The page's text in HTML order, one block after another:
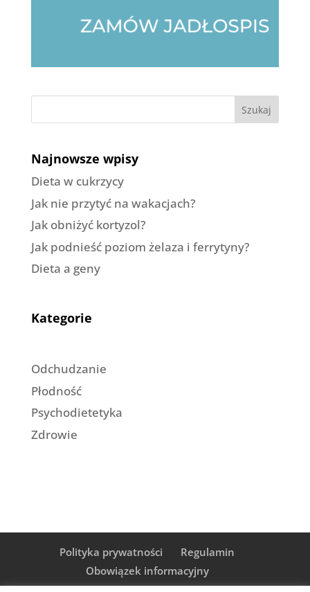
Szukaj
Najnowsze wpisy
Dieta w cukrzycy
Jak nie przytyć na wakacjach?
Jak obniżyć kortyzol?
Jak podnieść poziom żelaza i ferrytyny?
Dieta a geny
Kategorie
Odchudzanie
Płodność
Psychodietetyka
Zdrowie
Polityka prywatności
Regulamin
Obowiązek informacyjny